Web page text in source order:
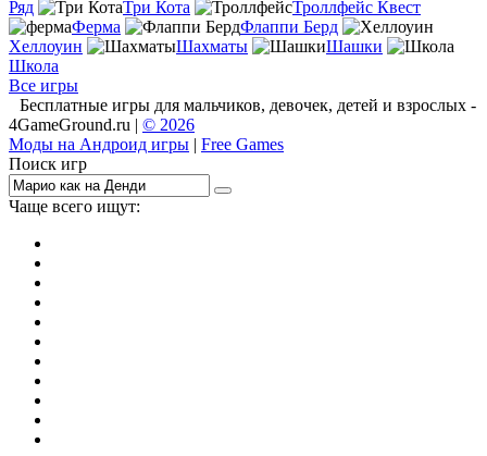
Ряд
Три Кота
Троллфейс Квест
Ферма
Флаппи Берд
Хеллоуин
Шахматы
Шашки
Школа
Все игры
Бесплатные игры для мальчиков, девочек, детей и взрослых -
4GameGround.ru | © 2026
Моды на Андроид игры | Free Games
Поиск игр
Чаще всего ищут: